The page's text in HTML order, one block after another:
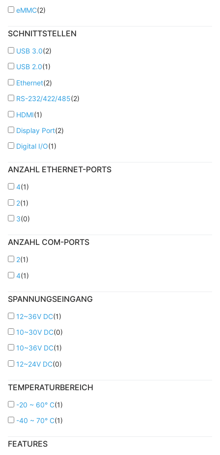
eMMC(2)
SCHNITTSTELLEN
USB 3.0(2)
USB 2.0(1)
Ethernet(2)
RS-232/422/485(2)
HDMI(1)
Display Port(2)
Digital I/O(1)
ANZAHL ETHERNET-PORTS
4(1)
2(1)
3(0)
ANZAHL COM-PORTS
2(1)
4(1)
SPANNUNGSEINGANG
12~36V DC(1)
10~30V DC(0)
10~36V DC(1)
12~24V DC(0)
TEMPERATURBEREICH
-20 ~ 60° C(1)
-40 ~ 70° C(1)
FEATURES